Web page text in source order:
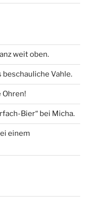
weit oben.
Vahle.
Ohren!
Bier“ bei Micha.
einem